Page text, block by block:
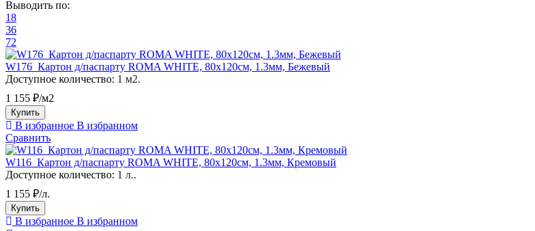
Выводить по:
18
36
72
W176_Картон д/паспарту ROMA WHITE, 80x120см, 1.3мм, Бежевый
Доступное количество: 1 м2.
1 155 ₽/м2
Купить
В избранное В избранном
Сравнить
W116_Картон д/паспарту ROMA WHITE, 80x120см, 1.3мм, Кремовый
Доступное количество: 1 л..
1 155 ₽/л.
Купить
В избранное В избранном